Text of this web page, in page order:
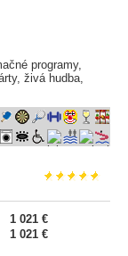
programy,
živá hudba,
1 021 €
1 021 €